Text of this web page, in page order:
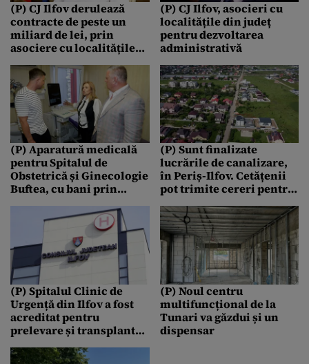
(P) CJ Ilfov derulează
contracte de peste un
miliard de lei, prin
asociere cu localitățile
(P) CJ Ilfov, asocieri cu
localitățile din județ
pentru dezvoltarea
administrativă
(P) Aparatură medicală
pentru Spitalul de
Obstetrică și Ginecologie
Buftea, cu bani prin
(P) Sunt finalizate
lucrările de canalizare,
în Periș-Ilfov. Cetățenii
pot trimite cereri pentru
(P) Spitalul Clinic de
Urgență din Ilfov a fost
acreditat pentru
prelevare și transplant
(P) Noul centru
multifuncțional de la
Tunari va găzdui și un
dispensar